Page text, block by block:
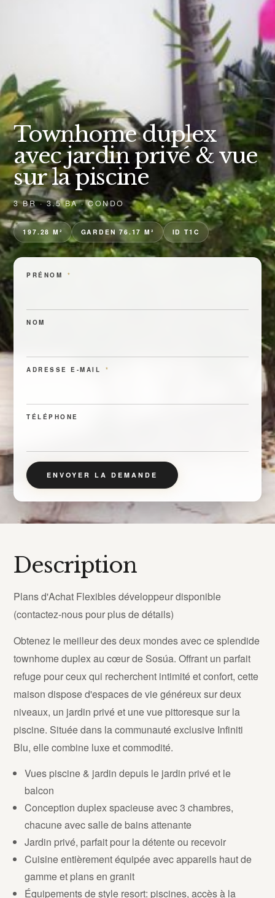
Townhome duplex
avec jardin privé & vue
sur la piscine
3 BR · 3.5 BA · CONDO
197.28 M² GARDEN 76.17 M² ID T1C
PRÉNOM *
NOM
ADRESSE E-MAIL *
TÉLÉPHONE
ENVOYER LA DEMANDE
Description
Plans d'Achat Flexibles développeur disponible
(contactez-nous pour plus de détails)
Obtenez le meilleur des deux mondes avec ce splendide
townhome duplex au cœur de Sosúa. Offrant un parfait
refuge pour ceux qui recherchent intimité et confort, cette
maison dispose d'espaces de vie généreux sur deux
niveaux, un jardin privé et une vue pittoresque sur la
piscine. Située dans la communauté exclusive Infiniti
Blu, elle combine luxe et commodité.
Vues piscine & jardin depuis le jardin privé et le
balcon
Conception duplex spacieuse avec 3 chambres,
chacune avec salle de bains attenante
Jardin privé, parfait pour la détente ou recevoir
Cuisine entièrement équipée avec appareils haut de
gamme et plans en granit
Équipements de style resort: piscines, accès à la